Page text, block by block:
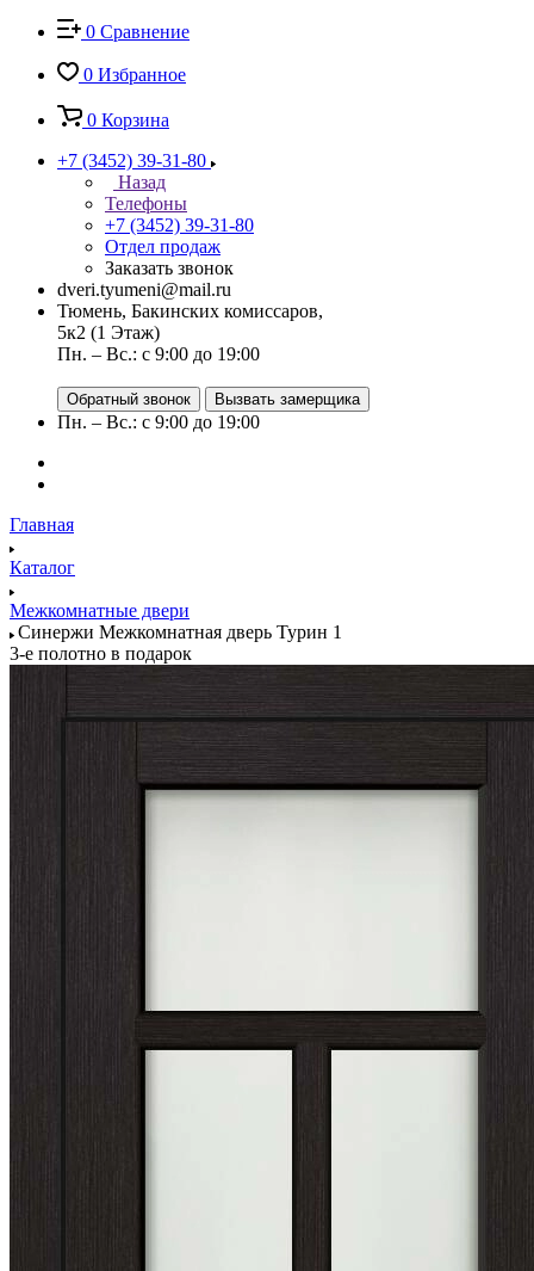
0 Сравнение
0 Избранное
0 Корзина
+7 (3452) 39-31-80
Назад
Телефоны
+7 (3452) 39-31-80
Отдел продаж
Заказать звонок
dveri.tyumeni@mail.ru
Тюмень, Бакинских комиссаров,
5к2 (1 Этаж)
Пн. – Вс.: с 9:00 до 19:00
Обратный звонок Вызвать замерщика
Пн. – Вс.: с 9:00 до 19:00
Главная
Каталог
Межкомнатные двери
Синержи Межкомнатная дверь Турин 1
3-е полотно в подарок